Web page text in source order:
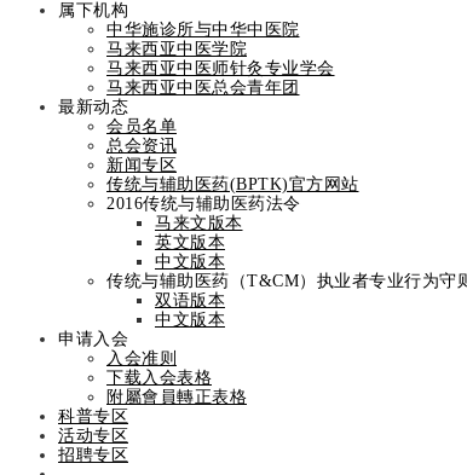
属下机构
中华施诊所与中华中医院
马来西亚中医学院
马来西亚中医师针灸专业学会
马来西亚中医总会青年团
最新动态
会员名单
总会资讯
新闻专区
传统与辅助医药(BPTK)官方网站
2016传统与辅助医药法令
马来文版本
英文版本
中文版本
传统与辅助医药（T&CM）执业者专业行为守
双语版本
中文版本
申请入会
入会准则
下载入会表格
附屬會員轉正表格
科普专区
活动专区
招聘专区
Home
吴奕品医生，中医与前线
吴奕品医生，中医与前线
On July 4, 2021
吴奕品医生，中医与前线——《星洲日报》
Categories 新闻专区
Share
Facebook
Twitter
LinkedIn
Pinterest
Stumbleupon
Email
Prev 疫情对行业的影响
Next 李霖泰促列必需领域，应允传统辅助医疗复业